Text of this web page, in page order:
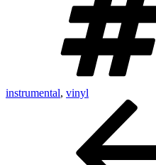
instrumental, vinyl
Beitragsnavigation